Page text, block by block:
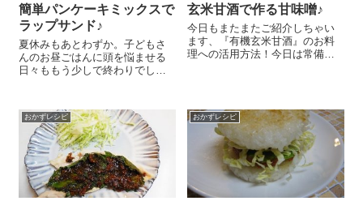
簡単パンケーキミックスで
ラップサンド♪
夏休みもあとわずか。子どもさ
んのお昼ごはんに頭を悩ませる
日々ももう少しで終わりでしょ
かけにもっていくのもよしの簡
単ラップサンドのレシピをご紹
介しまーす 中に包むものでお惣
菜系にもデ...
玄米甘酒で作る甘味噌♪
今日もまたまたご紹介しちゃい
ます、『有機玄米甘酒』のお料
理への活用方法！今日は常備用
とっても簡単！お好みのお味噌
と『オー...
おかずレシピ おかずレシピ